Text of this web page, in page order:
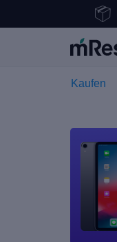
Kaufen